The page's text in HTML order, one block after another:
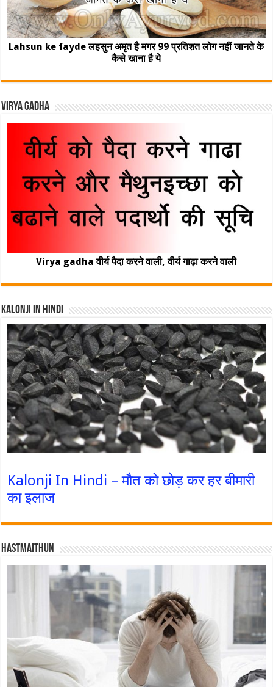
Lahsun ke fayde लहसुन अमृत है मगर 99 प्रतिशत लोग नहीं जानते के
कैसे खाना है ये
Virya Gadha
Virya gadha वीर्य पैदा करने वाली, वीर्य गाढ़ा करने वाली
Kalonji In Hindi
Kalonji In Hindi – मौत को छोड़ कर हर बीमारी
का इलाज
Hastmaithun